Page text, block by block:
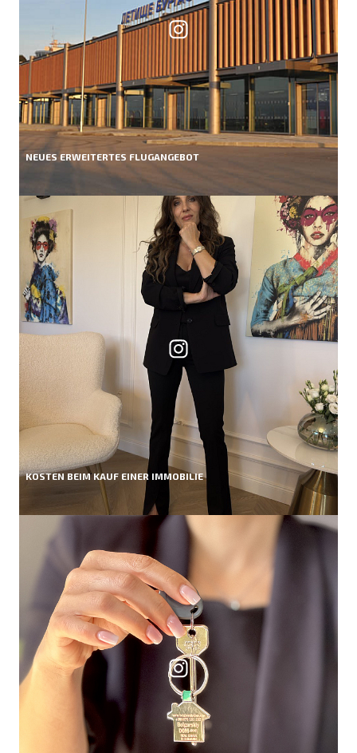
NEUES ERWEITERTES FLUGANGEBOT
KOSTEN BEIM KAUF EINER IMMOBILIE